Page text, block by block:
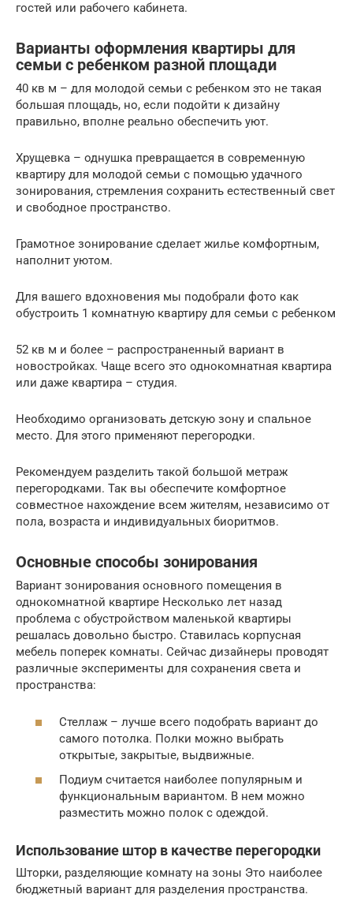
гостей или рабочего кабинета.
Варианты оформления квартиры для
семьи с ребенком разной площади
40 кв м – для молодой семьи с ребенком это не такая
большая площадь, но, если подойти к дизайну
правильно, вполне реально обеспечить уют.
Хрущевка – однушка превращается в современную
квартиру для молодой семьи с помощью удачного
зонирования, стремления сохранить естественный свет
и свободное пространство.
Грамотное зонирование сделает жилье комфортным,
наполнит уютом.
Для вашего вдохновения мы подобрали фото как
обустроить 1 комнатную квартиру для семьи с ребенком
52 кв м и более – распространенный вариант в
новостройках. Чаще всего это однокомнатная квартира
или даже квартира – студия.
Необходимо организовать детскую зону и спальное
место. Для этого применяют перегородки.
Рекомендуем разделить такой большой метраж
перегородками. Так вы обеспечите комфортное
совместное нахождение всем жителям, независимо от
пола, возраста и индивидуальных биоритмов.
Основные способы зонирования
Вариант зонирования основного помещения в
однокомнатной квартире Несколько лет назад
проблема с обустройством маленькой квартиры
решалась довольно быстро. Ставилась корпусная
мебель поперек комнаты. Сейчас дизайнеры проводят
различные эксперименты для сохранения света и
пространства:
Стеллаж – лучше всего подобрать вариант до
самого потолка. Полки можно выбрать
открытые, закрытые, выдвижные.
Подиум считается наиболее популярным и
функциональным вариантом. В нем можно
разместить можно полок с одеждой.
Использование штор в качестве перегородки
Шторки, разделяющие комнату на зоны Это наиболее
бюджетный вариант для разделения пространства.